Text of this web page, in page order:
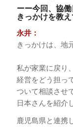
ーー今回、協
きっかけを教え
永井：
きっかけは、地
私が家業に戻り
経営をどう担っ
ついて相談させ
日本さんを紹介
鹿児島県と連携